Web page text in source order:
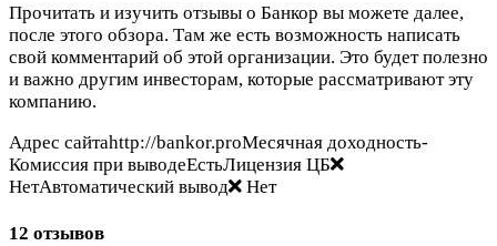
Прочитать и изучить отзывы о Банкор вы можете далее,
после этого обзора. Там же есть возможность написать
свой комментарий об этой организации. Это будет полезно
и важно другим инвесторам, которые рассматривают эту
компанию.
Адрес сайтаhttp://bankor.proМесячная доходность-
Комиссия при выводеЕстьЛицензия ЦБ
НетАвтоматический вывод
Нет
12 отзывов